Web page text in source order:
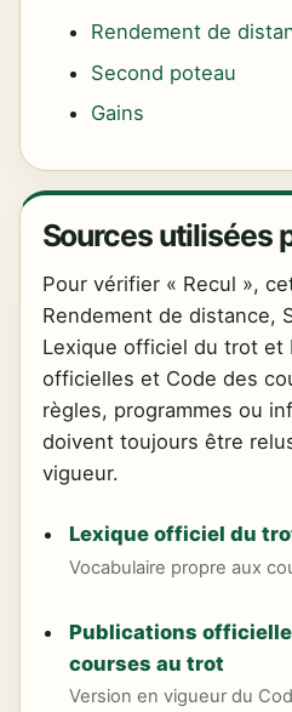
Rendement de
Second poteau
Gains
Sources utilisées
Pour vérifier « Recul »,
Rendement de distance,
Lexique officiel du trot et
officielles et Code des
règles, programmes ou
doivent toujours être
vigueur.
Lexique officiel du
Vocabulaire propre aux
Publications
courses au trot
Version en vigueur du